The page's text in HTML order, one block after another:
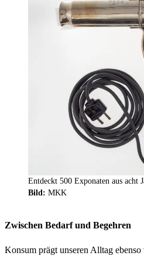
Entdeckt 500 Exponaten aus acht
Bild: MKK
Zwischen Bedarf und Begehren
Konsum prägt unseren Alltag